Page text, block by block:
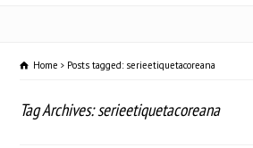
Home Posts tagged: serieetiquetacoreana
Tag Archives: serieetiquetacoreana